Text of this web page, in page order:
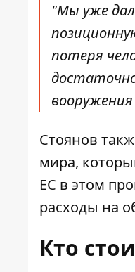
"Мы уже
потеря
Стоянов
мира,
ЕС в этом
расходы на
Кто